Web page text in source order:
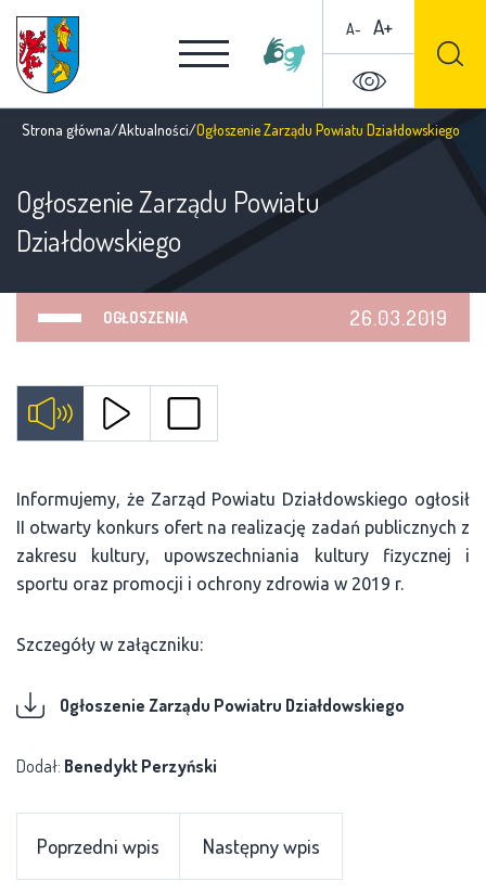
A- A+
Strona główna/Aktualności/Ogłoszenie Zarządu Powiatu Działdowskiego
Ogłoszenie Zarządu Powiatu
Działdowskiego
OGŁOSZENIA 26.03.2019
Informujemy, że Zarząd Powiatu Działdowskiego ogłosił
II otwarty konkurs ofert na realizację zadań publicznych z
zakresu kultury, upowszechniania kultury fizycznej i
sportu oraz promocji i ochrony zdrowia w 2019 r.
Szczegóły w załączniku:
Ogłoszenie Zarządu Powiatru Działdowskiego
Dodał: Benedykt Perzyński
Poprzedni wpis Następny wpis